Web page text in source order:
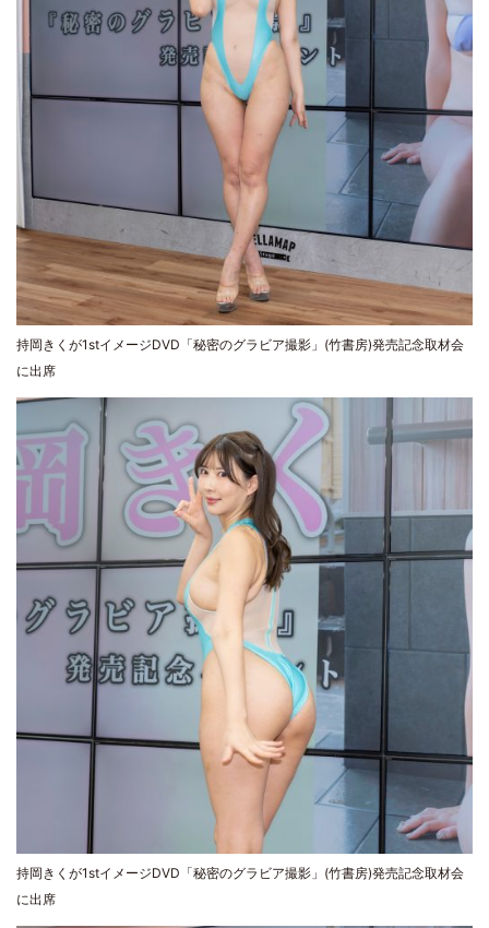
持岡きくが1stイメージDVD「秘密のグラビア撮影」(竹書房)発売記念取材会
に出席
持岡きくが1stイメージDVD「秘密のグラビア撮影」(竹書房)発売記念取材会
に出席